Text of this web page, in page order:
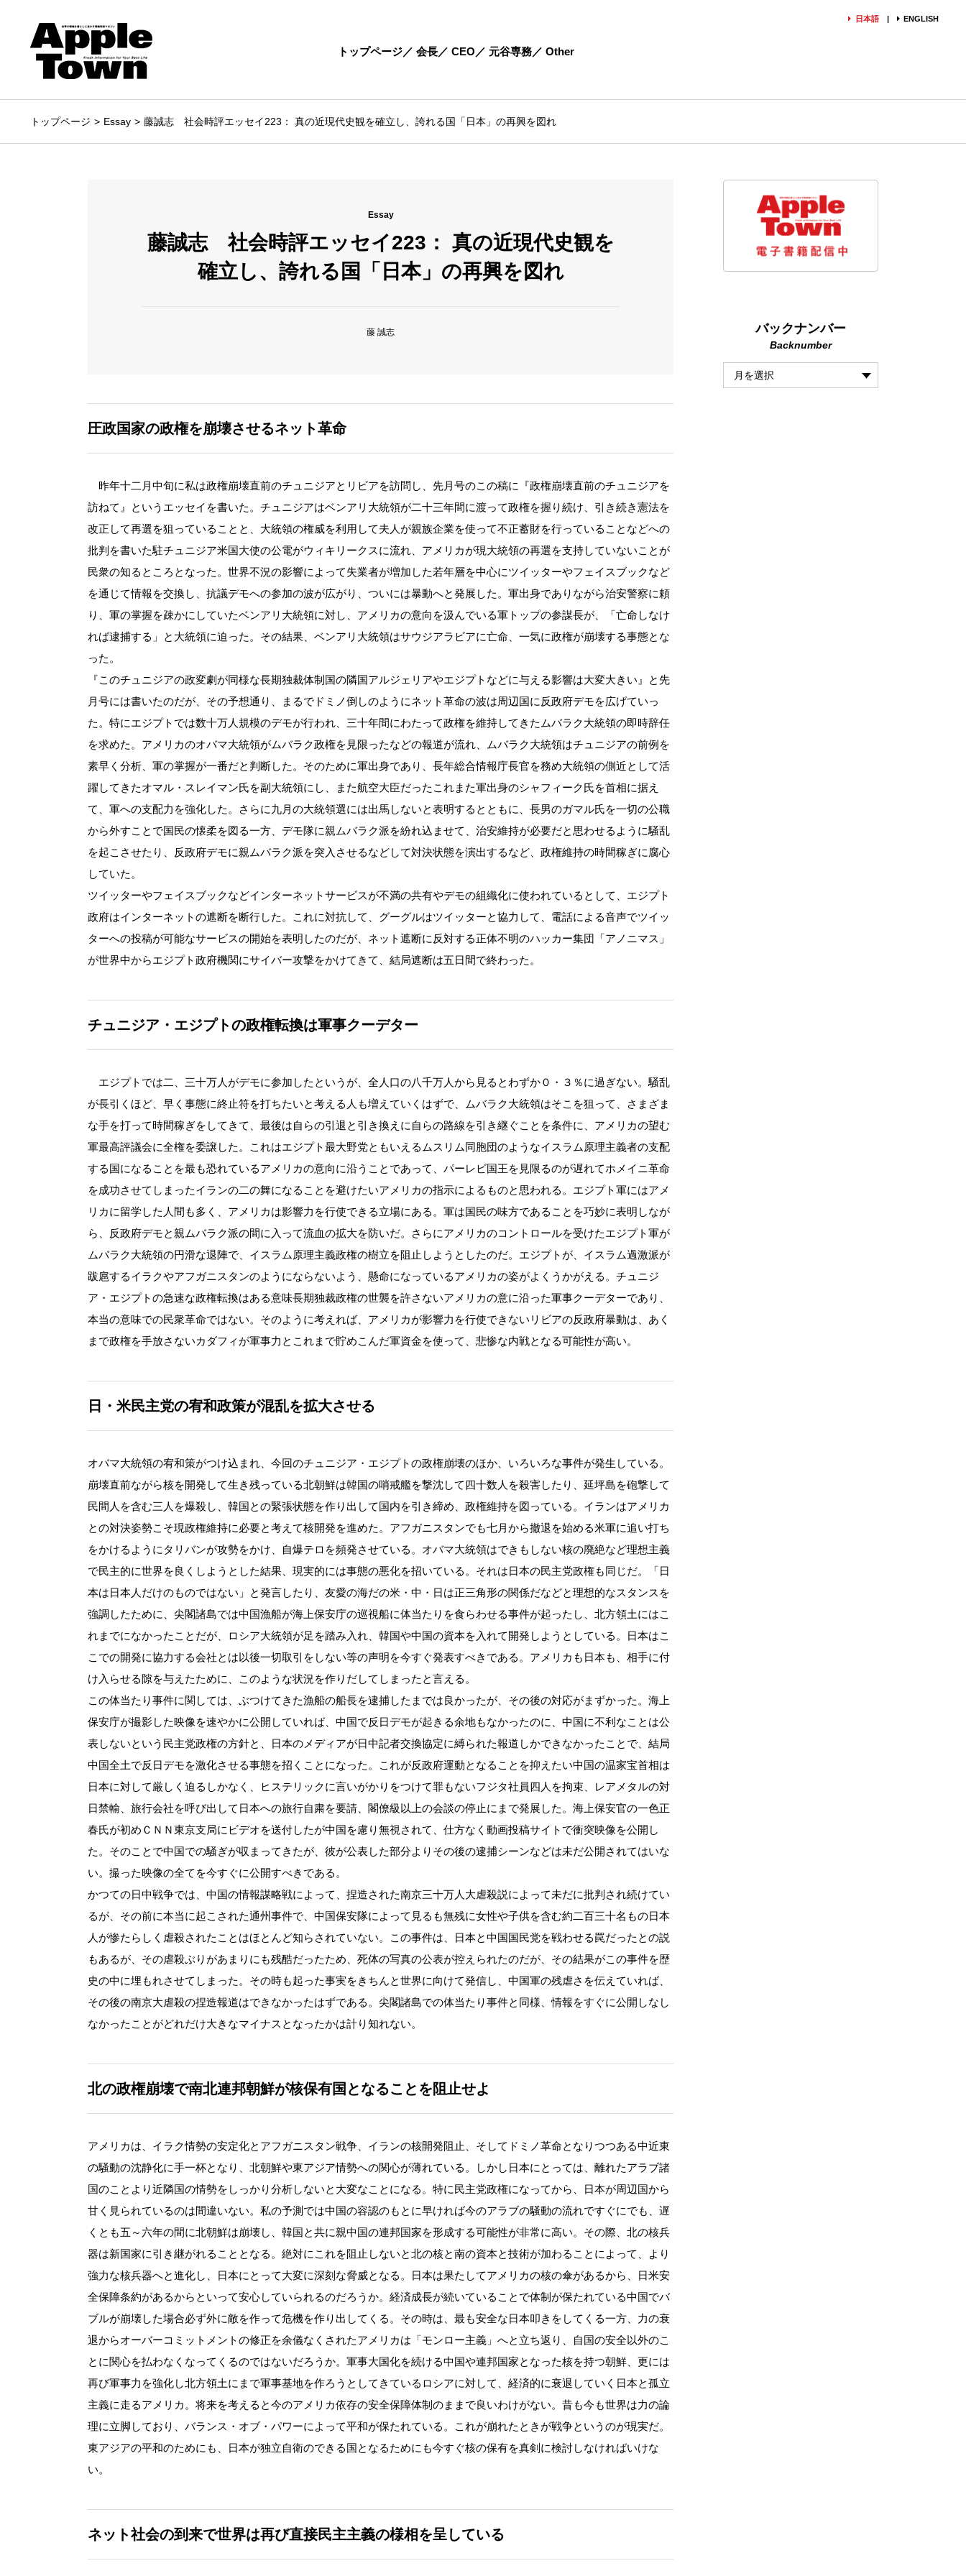
日本語 ENGLISH
トップページ 会長 CEO 元谷専務 Other
トップページ Essay 藤誠志 社会時評エッセイ223： 真の近現代史観を確立し、誇れる国「日本」の再興を図れ
Essay
藤誠志 社会時評エッセイ223： 真の近現代史観を
確立し、誇れる国「日本」の再興を図れ
藤 誠志
圧政国家の政権を崩壊させるネット革命
昨年十二月中旬に私は政権崩壊直前のチュニジアとリビアを訪問し、先月号のこの稿に『政権崩壊直前のチュニジアを
訪ねて』というエッセイを書いた。チュニジアはベンアリ大統領が二十三年間に渡って政権を握り続け、引き続き憲法を
改正して再選を狙っていることと、大統領の権威を利用して夫人が親族企業を使って不正蓄財を行っていることなどへの
批判を書いた駐チュニジア米国大使の公電がウィキリークスに流れ、アメリカが現大統領の再選を支持していないことが
民衆の知るところとなった。世界不況の影響によって失業者が増加した若年層を中心にツイッターやフェイスブックなど
を通じて情報を交換し、抗議デモへの参加の波が広がり、ついには暴動へと発展した。軍出身でありながら治安警察に頼
り、軍の掌握を疎かにしていたベンアリ大統領に対し、アメリカの意向を汲んでいる軍トップの参謀長が、「亡命しなけ
れば逮捕する」と大統領に迫った。その結果、ベンアリ大統領はサウジアラビアに亡命、一気に政権が崩壊する事態とな
った。
『このチュニジアの政変劇が同様な長期独裁体制国の隣国アルジェリアやエジプトなどに与える影響は大変大きい』と先
月号には書いたのだが、その予想通り、まるでドミノ倒しのようにネット革命の波は周辺国に反政府デモを広げていっ
た。特にエジプトでは数十万人規模のデモが行われ、三十年間にわたって政権を維持してきたムバラク大統領の即時辞任
を求めた。アメリカのオバマ大統領がムバラク政権を見限ったなどの報道が流れ、ムバラク大統領はチュニジアの前例を
素早く分析、軍の掌握が一番だと判断した。そのために軍出身であり、長年総合情報庁長官を務め大統領の側近として活
躍してきたオマル・スレイマン氏を副大統領にし、また航空大臣だったこれまた軍出身のシャフィーク氏を首相に据え
て、軍への支配力を強化した。さらに九月の大統領選には出馬しないと表明するとともに、長男のガマル氏を一切の公職
から外すことで国民の懐柔を図る一方、デモ隊に親ムバラク派を紛れ込ませて、治安維持が必要だと思わせるように騒乱
を起こさせたり、反政府デモに親ムバラク派を突入させるなどして対決状態を演出するなど、政権維持の時間稼ぎに腐心
していた。
ツイッターやフェイスブックなどインターネットサービスが不満の共有やデモの組織化に使われているとして、エジプト
政府はインターネットの遮断を断行した。これに対抗して、グーグルはツイッターと協力して、電話による音声でツイッ
ターへの投稿が可能なサービスの開始を表明したのだが、ネット遮断に反対する正体不明のハッカー集団「アノニマス」
が世界中からエジプト政府機関にサイバー攻撃をかけてきて、結局遮断は五日間で終わった。
チュニジア・エジプトの政権転換は軍事クーデター
エジプトでは二、三十万人がデモに参加したというが、全人口の八千万人から見るとわずか０・３％に過ぎない。騒乱
が長引くほど、早く事態に終止符を打ちたいと考える人も増えていくはずで、ムバラク大統領はそこを狙って、さまざま
な手を打って時間稼ぎをしてきて、最後は自らの引退と引き換えに自らの路線を引き継ぐことを条件に、アメリカの望む
軍最高評議会に全権を委譲した。これはエジプト最大野党ともいえるムスリム同胞団のようなイスラム原理主義者の支配
する国になることを最も恐れているアメリカの意向に沿うことであって、パーレビ国王を見限るのが遅れてホメイニ革命
を成功させてしまったイランの二の舞になることを避けたいアメリカの指示によるものと思われる。エジプト軍にはアメ
リカに留学した人間も多く、アメリカは影響力を行使できる立場にある。軍は国民の味方であることを巧妙に表明しなが
ら、反政府デモと親ムバラク派の間に入って流血の拡大を防いだ。さらにアメリカのコントロールを受けたエジプト軍が
ムバラク大統領の円滑な退陣で、イスラム原理主義政権の樹立を阻止しようとしたのだ。エジプトが、イスラム過激派が
跋扈するイラクやアフガニスタンのようにならないよう、懸命になっているアメリカの姿がよくうかがえる。チュニジ
ア・エジプトの急速な政権転換はある意味長期独裁政権の世襲を許さないアメリカの意に沿った軍事クーデターであり、
本当の意味での民衆革命ではない。そのように考えれば、アメリカが影響力を行使できないリビアの反政府暴動は、あく
まで政権を手放さないカダフィが軍事力とこれまで貯めこんだ軍資金を使って、悲惨な内戦となる可能性が高い。
日・米民主党の宥和政策が混乱を拡大させる
オバマ大統領の宥和策がつけ込まれ、今回のチュニジア・エジプトの政権崩壊のほか、いろいろな事件が発生している。
崩壊直前ながら核を開発して生き残っている北朝鮮は韓国の哨戒艦を撃沈して四十数人を殺害したり、延坪島を砲撃して
民間人を含む三人を爆殺し、韓国との緊張状態を作り出して国内を引き締め、政権維持を図っている。イランはアメリカ
との対決姿勢こそ現政権維持に必要と考えて核開発を進めた。アフガニスタンでも七月から撤退を始める米軍に追い打ち
をかけるようにタリバンが攻勢をかけ、自爆テロを頻発させている。オバマ大統領はできもしない核の廃絶など理想主義
で民主的に世界を良くしようとした結果、現実的には事態の悪化を招いている。それは日本の民主党政権も同じだ。「日
本は日本人だけのものではない」と発言したり、友愛の海だの米・中・日は正三角形の関係だなどと理想的なスタンスを
強調したために、尖閣諸島では中国漁船が海上保安庁の巡視船に体当たりを食らわせる事件が起ったし、北方領土にはこ
れまでになかったことだが、ロシア大統領が足を踏み入れ、韓国や中国の資本を入れて開発しようとしている。日本はこ
こでの開発に協力する会社とは以後一切取引をしない等の声明を今すぐ発表すべきである。アメリカも日本も、相手に付
け入らせる隙を与えたために、このような状況を作りだしてしまったと言える。
この体当たり事件に関しては、ぶつけてきた漁船の船長を逮捕したまでは良かったが、その後の対応がまずかった。海上
保安庁が撮影した映像を速やかに公開していれば、中国で反日デモが起きる余地もなかったのに、中国に不利なことは公
表しないという民主党政権の方針と、日本のメディアが日中記者交換協定に縛られた報道しかできなかったことで、結局
中国全土で反日デモを激化させる事態を招くことになった。これが反政府運動となることを抑えたい中国の温家宝首相は
日本に対して厳しく迫るしかなく、ヒステリックに言いがかりをつけて罪もないフジタ社員四人を拘束、レアメタルの対
日禁輸、旅行会社を呼び出して日本への旅行自粛を要請、閣僚級以上の会談の停止にまで発展した。海上保安官の一色正
春氏が初めＣＮＮ東京支局にビデオを送付したが中国を慮り無視されて、仕方なく動画投稿サイトで衝突映像を公開し
た。そのことで中国での騒ぎが収まってきたが、彼が公表した部分よりその後の逮捕シーンなどは未だ公開されてはいな
い。撮った映像の全てを今すぐに公開すべきである。
かつての日中戦争では、中国の情報謀略戦によって、捏造された南京三十万人大虐殺説によって未だに批判され続けてい
るが、その前に本当に起こされた通州事件で、中国保安隊によって見るも無残に女性や子供を含む約二百三十名もの日本
人が惨たらしく虐殺されたことはほとんど知らされていない。この事件は、日本と中国国民党を戦わせる罠だったとの説
もあるが、その虐殺ぶりがあまりにも残酷だったため、死体の写真の公表が控えられたのだが、その結果がこの事件を歴
史の中に埋もれさせてしまった。その時も起った事実をきちんと世界に向けて発信し、中国軍の残虐さを伝えていれば、
その後の南京大虐殺の捏造報道はできなかったはずである。尖閣諸島での体当たり事件と同様、情報をすぐに公開しなし
なかったことがどれだけ大きなマイナスとなったかは計り知れない。
北の政権崩壊で南北連邦朝鮮が核保有国となることを阻止せよ
アメリカは、イラク情勢の安定化とアフガニスタン戦争、イランの核開発阻止、そしてドミノ革命となりつつある中近東
の騒動の沈静化に手一杯となり、北朝鮮や東アジア情勢への関心が薄れている。しかし日本にとっては、離れたアラブ諸
国のことより近隣国の情勢をしっかり分析しないと大変なことになる。特に民主党政権になってから、日本が周辺国から
甘く見られているのは間違いない。私の予測では中国の容認のもとに早ければ今のアラブの騒動の流れですぐにでも、遅
くとも五～六年の間に北朝鮮は崩壊し、韓国と共に親中国の連邦国家を形成する可能性が非常に高い。その際、北の核兵
器は新国家に引き継がれることとなる。絶対にこれを阻止しないと北の核と南の資本と技術が加わることによって、より
強力な核兵器へと進化し、日本にとって大変に深刻な脅威となる。日本は果たしてアメリカの核の傘があるから、日米安
全保障条約があるからといって安心していられるのだろうか。経済成長が続いていることで体制が保たれている中国でバ
ブルが崩壊した場合必ず外に敵を作って危機を作り出してくる。その時は、最も安全な日本叩きをしてくる一方、力の衰
退からオーバーコミットメントの修正を余儀なくされたアメリカは「モンロー主義」へと立ち返り、自国の安全以外のこ
とに関心を払わなくなってくるのではないだろうか。軍事大国化を続ける中国や連邦国家となった核を持つ朝鮮、更には
再び軍事力を強化し北方領土にまで軍事基地を作ろうとしてきているロシアに対して、経済的に衰退していく日本と孤立
主義に走るアメリカ。将来を考えると今のアメリカ依存の安全保障体制のままで良いわけがない。昔も今も世界は力の論
理に立脚しており、バランス・オブ・パワーによって平和が保たれている。これが崩れたときが戦争というのが現実だ。
東アジアの平和のためにも、日本が独立自衛のできる国となるためにも今すぐ核の保有を真剣に検討しなければいけな
い。
ネット社会の到来で世界は再び直接民主主義の様相を呈している
バックナンバー
Backnumber